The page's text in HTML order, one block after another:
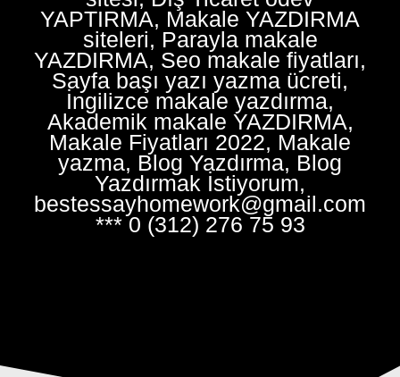
YAPTIRMA, Makale YAZDIRMA
siteleri, Parayla makale
YAZDIRMA, Seo makale fiyatları,
Sayfa başı yazı yazma ücreti,
İngilizce makale yazdırma,
Akademik makale YAZDIRMA,
Makale Fiyatları 2022, Makale
yazma, Blog Yazdırma, Blog
Yazdırmak İstiyorum,
bestessayhomework@gmail.com
*** 0 (312) 276 75 93